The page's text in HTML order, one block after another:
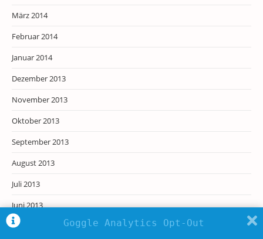
März 2014
Februar 2014
Januar 2014
Dezember 2013
November 2013
Oktober 2013
September 2013
August 2013
Juli 2013
Juni 2013
Mai 2013
Goggle Analytics Opt-Out